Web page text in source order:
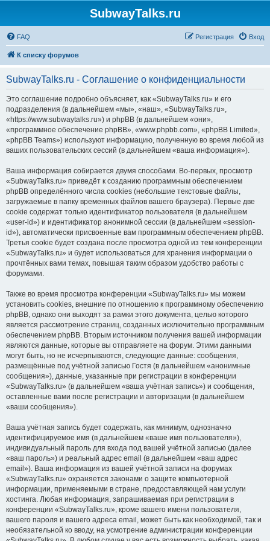
SubwayTalks.ru
FAQ Вход
Регистрация
К списку форумов
SubwayTalks.ru - Соглашение о конфиденциальности
Это соглашение подробно объясняет, как «SubwayTalks.ru» и его
подразделения (в дальнейшем «мы», «наш», «SubwayTalks.ru»,
«https://www.subwaytalks.ru») и phpBB (в дальнейшем «они»,
«программное обеспечение phpBB», «www.phpbb.com», «phpBB Limited»,
«phpBB Teams») используют информацию, полученную во время любой из
ваших пользовательских сессий (в дальнейшем «ваша информация»).
Ваша информация собирается двумя способами. Во-первых, просмотр
«SubwayTalks.ru» приведёт к созданию программным обеспечением
phpBB определённого числа cookies (небольшие текстовые файлы,
загружаемые в папку временных файлов вашего браузера). Первые две
cookie содержат только идентификатор пользователя (в дальнейшем
«user-id») и идентификатор анонимной сессии (в дальнейшем «session-
id»), автоматически присвоенные вам программным обеспечением phpBB.
Третья cookie будет создана после просмотра одной из тем конференции
«SubwayTalks.ru» и будет использоваться для хранения информации о
прочтённых вами темах, повышая таким образом удобство работы с
форумами.
Также во время просмотра конференции «SubwayTalks.ru» мы можем
установить cookies, внешние по отношению к программному обеспечению
phpBB, однако они выходят за рамки этого документа, целью которого
является рассмотрение страниц, созданных исключительно программным
обеспечением phpBB. Вторым источником получения вашей информации
являются данные, которые вы отправляете на форум. Этими данными
могут быть, но не исчерпываются, следующие данные: сообщения,
размещённые под учётной записью Гостя (в дальнейшем «анонимные
сообщения»), данные, указанные при регистрации в конференции
«SubwayTalks.ru» (в дальнейшем «ваша учётная запись») и сообщения,
оставленные вами после регистрации и авторизации (в дальнейшем
«ваши сообщения»).
Ваша учётная запись будет содержать, как минимум, однозначно
идентифицируемое имя (в дальнейшем «ваше имя пользователя»),
индивидуальный пароль для входа под вашей учётной записью (далее
«ваш пароль») и реальный адрес email (в дальнейшем «ваш адрес
email»). Ваша информация из вашей учётной записи на форумах
«SubwayTalks.ru» охраняется законами о защите компьютерной
информации, применяемыми в стране, предоставляющей нам услуги
хостинга. Любая информация, запрашиваемая при регистрации в
конференции «SubwayTalks.ru», кроме вашего имени пользователя,
вашего пароля и вашего адреса email, может быть как необходимой, так и
необязательной ко вводу, на усмотрение администрации конференции